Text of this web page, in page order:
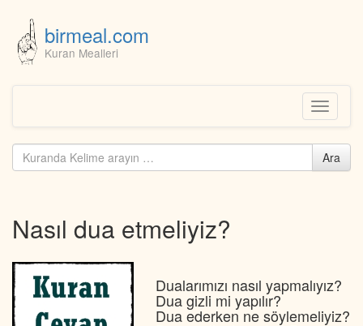
birmeal.com
Kuran Mealleri
Toggle
Kuranda
ara...
Ara
Nasıl dua etmeliyiz?
Dualarımızı nasıl yapmalıyız?
Dua gizli mi yapılır?
Dua ederken ne söylemeliyiz?